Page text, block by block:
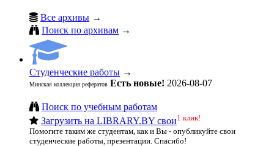
Все архивы →
Поиск по архивам →
Студенческие работы →
Минская коллекция рефератов Есть новые! 2026-08-07
Поиск по учебным работам
Загрузить на LIBRARY.BY свои1 клик!
Помогите таким же студентам, как и Вы - опубликуйте свои
студенческие работы, презентации. Спасибо!